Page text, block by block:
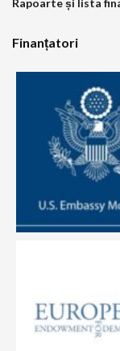
Finanțatori